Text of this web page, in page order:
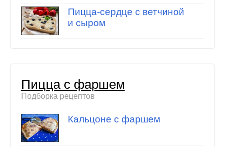
Пицца-сердце с ветчиной
и сыром
Пицца с фаршем
Подборка рецептов
Кальцоне с фаршем